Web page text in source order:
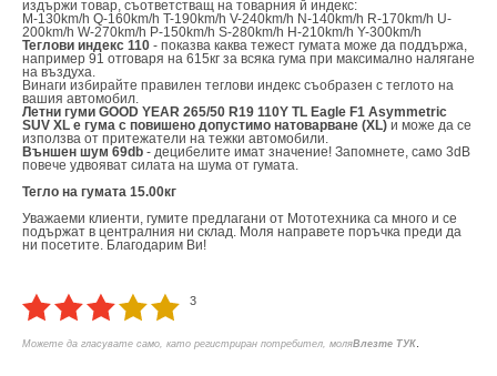
издържи товар, съответстващ на товарния й индекс:
M-130km/h Q-160km/h T-190km/h V-240km/h N-140km/h R-170km/h U-
200km/h W-270km/h P-150km/h S-280km/h H-210km/h Y-300km/h
Теглови индекс 110 - показва каква тежест гумата може да поддържа,
например 91 отговаря на 615кг за всяка гума при максимално налягане
на въздуха.
Винаги избирайте правилен теглови индекс съобразен с теглото на
вашия автомобил.
Летни гуми GOOD YEAR 265/50 R19 110Y TL Eagle F1 Asymmetric
SUV XL е гума с повишено допустимо натоварване (XL) и може да се
използва от притежатели на тежки автомобили.
Външен шум 69db - децибелите имат значение! Запомнете, само 3dB
повече удвояват силата на шума от гумата.
Тегло на гумата 15.00кг
Уважаеми клиенти, гумите предлагани от Мототехника са много и се
подържат в централния ни склад. Моля направете поръчка преди да
ни посетите. Благодарим Ви!
3
Можете да гласувате само, като регистриран потребител, моляВлезте ТУК